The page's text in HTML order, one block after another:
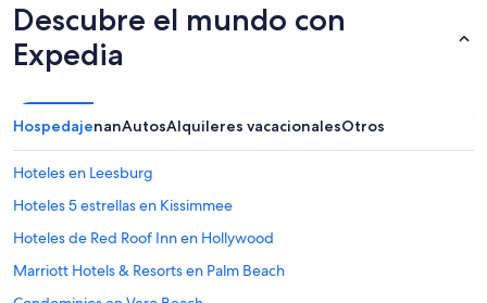
Descubre el mundo con
Expedia
HospedajenanAutosAlquileres vacacionalesOtros
Hoteles en Leesburg
Hoteles 5 estrellas en Kissimmee
Hoteles de Red Roof Inn en Hollywood
Marriott Hotels & Resorts en Palm Beach